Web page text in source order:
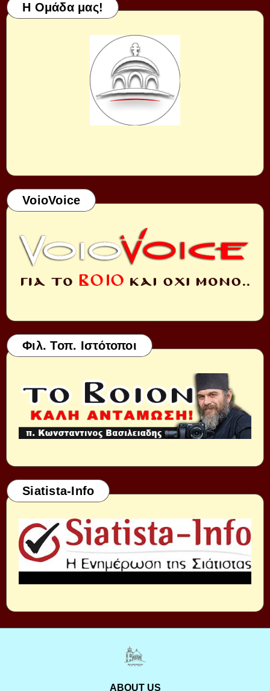
Η Ομάδα μας!
VoioVoice
Φιλ. Τοπ. Ιστότοποι
Siatista-Info
ABOUT US